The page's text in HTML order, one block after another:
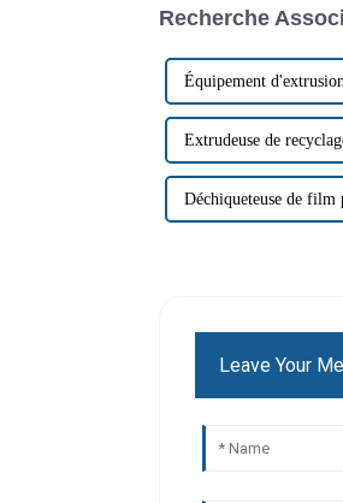
Recherche
Équipement
Extrudeuse de
Déchiqueteuse de film
Leave Your